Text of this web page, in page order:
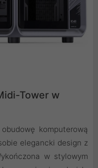
Tower w
komputerową
elegancki design z
w stylowym